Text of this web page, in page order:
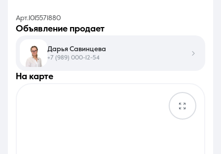
Арт.1015571880
на карте
объявление продает
Дарья Савинцева
+7 (989) 000-12-54